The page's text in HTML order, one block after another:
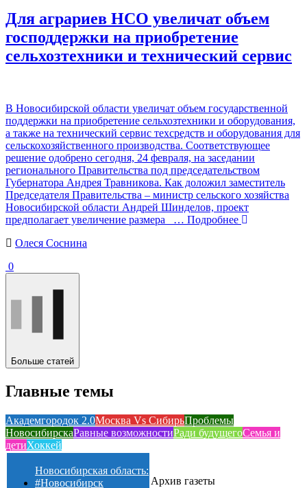
Для аграриев НСО увеличат объем
господдержки на приобретение
сельхозтехники и технический сервис
В Новосибирской области увеличат объем государственной
поддержки на приобретение сельхозтехники и оборудования,
а также на технический сервис техсредств и оборудования для
сельскохозяйственного производства. Соответствующее
решение одобрено сегодня, 24 февраля, на заседании
регионального Правительства под председательством
Губернатора Андрея Травникова. Как доложил заместитель
Председателя Правительства – министр сельского хозяйства
Новосибирской области Андрей Шинделов, проект
предполагает увеличение размера
… Подробнее
Олеся Соснина
0
Больше статей
Главные темы
Академгородок 2.0Москва Vs СибирьПроблемы
НовосибирскаРавные возможностиРади будущегоСемья и
детиХоккей
Новосибирская область:
#Новосибирск
Архив газеты